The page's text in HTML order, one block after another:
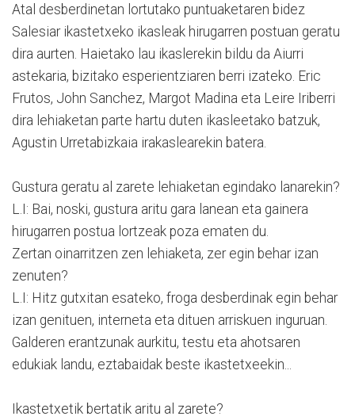
Atal desberdinetan lortutako puntuaketaren bidez
Salesiar ikastetxeko ikasleak hirugarren postuan geratu
dira aurten. Haietako lau ikaslerekin bildu da Aiurri
astekaria, bizitako esperientziaren berri izateko. Eric
Frutos, John Sanchez, Margot Madina eta Leire Iriberri
dira lehiaketan parte hartu duten ikasleetako batzuk,
Agustin Urretabizkaia irakaslearekin batera.
Gustura geratu al zarete lehiaketan egindako lanarekin?
L.I: Bai, noski, gustura aritu gara lanean eta gainera
hirugarren postua lortzeak poza ematen du.
Zertan oinarritzen zen lehiaketa, zer egin behar izan
zenuten?
L.I: Hitz gutxitan esateko, froga desberdinak egin behar
izan genituen, interneta eta dituen arriskuen inguruan.
Galderen erantzunak aurkitu, testu eta ahotsaren
edukiak landu, eztabaidak beste ikastetxeekin...
Ikastetxetik bertatik aritu al zarete?